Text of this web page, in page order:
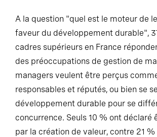
A la question "quel est le moteur de
faveur du développement durable",
cadres supérieurs en France
des préoccupations de gestion de
managers veulent être perçus
responsables et réputés, ou bien se
développement durable pour se
concurrence. Seuls 10 % ont déclaré
par la création de valeur, contre 21 %